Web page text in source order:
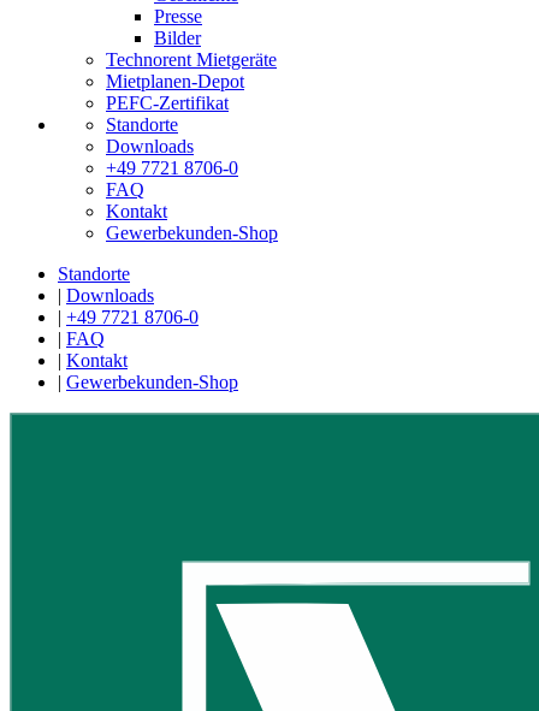
Presse
Bilder
Technorent Mietgeräte
Mietplanen-Depot
PEFC-Zertifikat
Standorte
Downloads
+49 7721 8706-0
FAQ
Kontakt
Gewerbekunden-Shop
Standorte
| Downloads
| +49 7721 8706-0
| FAQ
| Kontakt
| Gewerbekunden-Shop